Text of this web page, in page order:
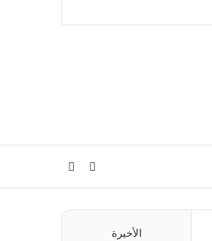
عن
الوضع
المظلم
الأخيرة